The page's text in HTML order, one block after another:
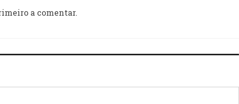
a comentar.